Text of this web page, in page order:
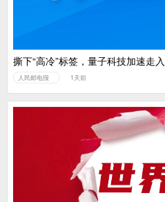
撕下“高冷”标签，量子科技加速走
人民邮电报 1天前